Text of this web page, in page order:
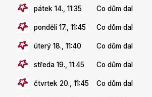
pátek 14., 11:35 Co dům dal
pondělí 17., 11:45 Co dům dal
úterý 18., 11:40 Co dům dal
středa 19., 11:45 Co dům dal
čtvrtek 20., 11:45 Co dům dal